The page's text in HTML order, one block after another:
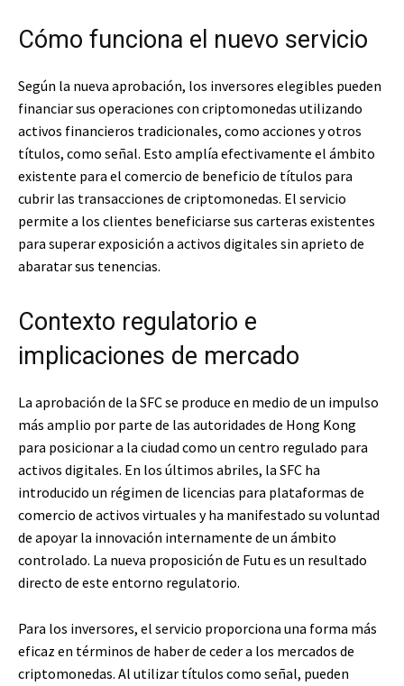
Cómo funciona el nuevo servicio
Según la nueva aprobación, los inversores elegibles pueden
financiar sus operaciones con criptomonedas utilizando
activos financieros tradicionales, como acciones y otros
títulos, como señal. Esto amplía efectivamente el ámbito
existente para el comercio de beneficio de títulos para
cubrir las transacciones de criptomonedas. El servicio
permite a los clientes beneficiarse sus carteras existentes
para superar exposición a activos digitales sin aprieto de
abaratar sus tenencias.
Contexto regulatorio e
implicaciones de mercado
La aprobación de la SFC se produce en medio de un impulso
más amplio por parte de las autoridades de Hong Kong
para posicionar a la ciudad como un centro regulado para
activos digitales. En los últimos abriles, la SFC ha
introducido un régimen de licencias para plataformas de
comercio de activos virtuales y ha manifestado su voluntad
de apoyar la innovación internamente de un ámbito
controlado. La nueva proposición de Futu es un resultado
directo de este entorno regulatorio.
Para los inversores, el servicio proporciona una forma más
eficaz en términos de haber de ceder a los mercados de
criptomonedas. Al utilizar títulos como señal, pueden